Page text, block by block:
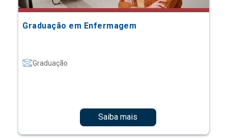
Graduação em Enfermagem
Graduação
Saiba mais